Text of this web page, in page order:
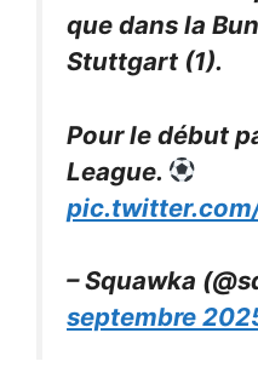
que dans la
Stuttgart (1).
Pour le début
League.
– Squawka
septembre